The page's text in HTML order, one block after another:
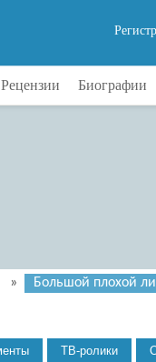
Рецензии Биографии
» Большой плохой